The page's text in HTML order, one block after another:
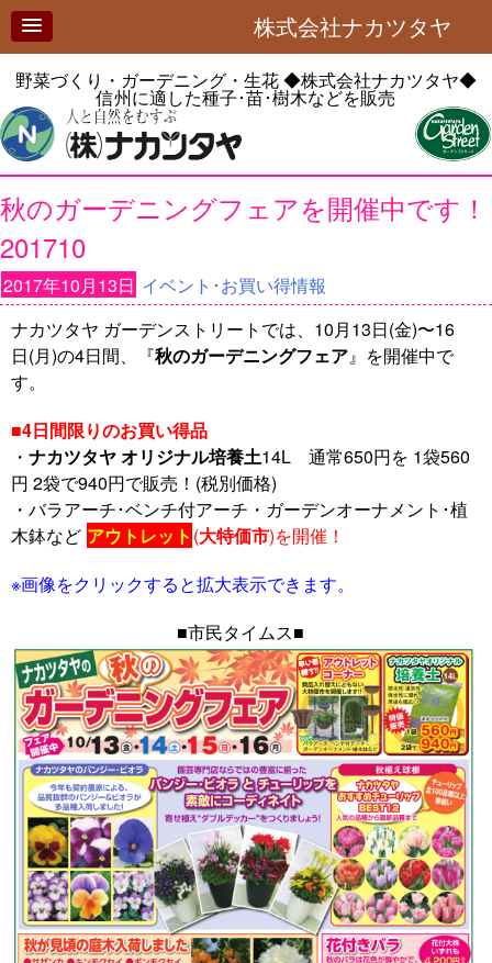
株式会社ナカツタヤ
野菜づくり・ガーデニング・生花◆株式会社ナカツタヤ◆
信州に適した種子･苗･樹木などを販売
秋のガーデニングフェアを開催中です！
201710
2017年10月13日 イベント･お買い得情報
ナカツタヤ ガーデンストリートでは、10月13日(金)〜16
日(月)の4日間、『秋のガーデニングフェア』を開催中で
す。
■4日間限りのお買い得品
・ ナカツタヤ オリジナル培養土14L 通常650円を 1袋560
円 2袋で940円で販売！(税別価格)
・バラアーチ･ベンチ付アーチ・ガーデンオーナメント･植
木鉢など アウトレット (大特価市)を開催！
※画像をクリックすると拡大表示できます。
■市民タイムス■